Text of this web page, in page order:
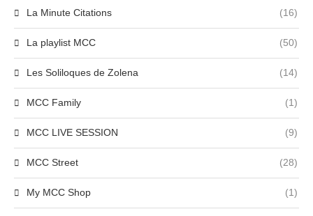
La Minute Citations (16)
La playlist MCC (50)
Les Soliloques de Zolena (14)
MCC Family (1)
MCC LIVE SESSION (9)
MCC Street (28)
My MCC Shop (1)